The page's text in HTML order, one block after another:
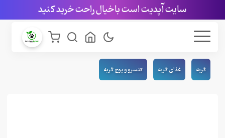
سایت آپدیت است با خیال راحت خرید کنید
گربه غذای گربه کنسرو و پوچ گربه